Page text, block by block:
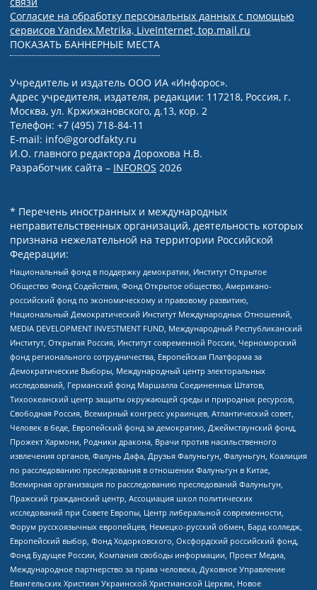
Согласие на обработку персональных данных с помощью
сервисов Yandex.Metrika, LiveInternet, top.mail.ru
ПОКАЗАТЬ БАННЕРНЫЕ МЕСТА
Учредитель и издатель ООО ИА «Инфорос».
Адрес учредителя, издателя, редакции: 117218, Россия, г.
Москва, ул. Кржижановского, д.13, кор. 2
Телефон: +7 (495) 718-84-11
E-mail: info@gorodfakty.ru
И.О. главного редактора Дорохова Н.В.
Разработчик сайта – INFOROS 2026
* Перечень иностранных и международных
неправительственных организаций, деятельность которых
признана нежелательной на территории Российской
Федерации:
Национальный фонд в поддержку демократии, Институт Открытое
Общество Фонд Содействия, Фонд Открытое общество, Американо-
российский фонд по экономическому и правовому развитию,
Национальный Демократический Институт Международных Отношений,
MEDIA DEVELOPMENT INVESTMENT FUND, Международный Республиканский
Институт, Открытая Россия, Институт современной России, Черноморский
фонд регионального сотрудничества, Европейская Платформа за
Демократические Выборы, Международный центр электоральных
исследований, Германский фонд Маршалла Соединенных Штатов,
Тихоокеанский центр защиты окружающей среды и природных ресурсов,
Свободная Россия, Всемирный конгресс украинцев, Атлантический совет,
Человек в беде, Европейский фонд за демократию, Джеймстаунский фонд,
Прожект Хармони, Родники дракона, Врачи против насильственного
извлечения органов, Фалунь Дафа, Друзья Фалуньгун, Фалуньгун, Коалиция
по расследованию преследования в отношении Фалуньгун в Китае,
Всемирная организация по расследованию преследований Фалуньгун,
Пражский гражданский центр, Ассоциация школ политических
исследований при Совете Европы, Центр либеральной современности,
Форум русскоязычных европейцев, Немецко-русский обмен, Бард колледж,
Европейский выбор, Фонд Ходорковского, Оксфордский российский фонд,
Фонд Будущее России, Компания свободы информации, Проект Медиа,
Международное партнерство за права человека, Духовное Управление
Евангельских Христиан Украинской Христианской Церкви, Новое